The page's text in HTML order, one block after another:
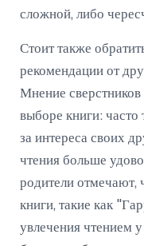
сложной, либо
Стоит также
рекомендации от
Мнение
выборе книги: часто
за интереса своих
чтения больше
родители отмечают,
книги, такие как
увлечения чтением